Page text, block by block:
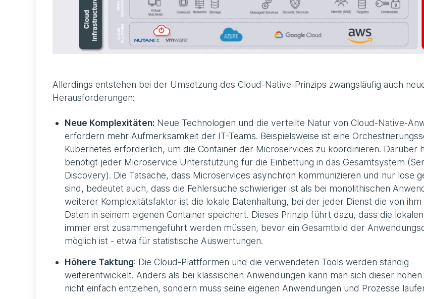
Allerdings entstehen bei der Umsetzung des Cloud-Native-Prinzips zwangsläufig auch
Herausforderungen:
Neue Komplexitäten: Neue Technologien und die verteilte Natur von Cloud-Native-
erfordern mehr Aufmerksamkeit der IT-Teams. Beispielsweise ist eine
Kubernetes erforderlich, um die Container der Microservices zu koordinieren. Darüber
benötigt jeder Microservice Unterstützung für die Einbettung in das Gesamtsystem
Discovery). Die Tatsache, dass Microservices asynchron kommunizieren und nur lose
sind, bedeutet auch, dass die Fehlersuche schwieriger ist als bei monolithischen
weiterer Komplexitätsfaktor ist die lokale Datenhaltung, bei der jeder Dienst die von
Daten in seinem eigenen Container speichert. Dieses Prinzip führt dazu, dass die
immer erst zusammengeführt werden müssen, bevor ein Gesamtbild der
möglich ist - etwa für statistische Auswertungen.
Höhere Taktung: Die Cloud-Plattformen und die verwendeten Tools werden ständig
weiterentwickelt. Anders als bei klassischen Anwendungen kann man sich dieser
nicht einfach entziehen, sondern muss seine eigenen Anwendungen und Prozesse